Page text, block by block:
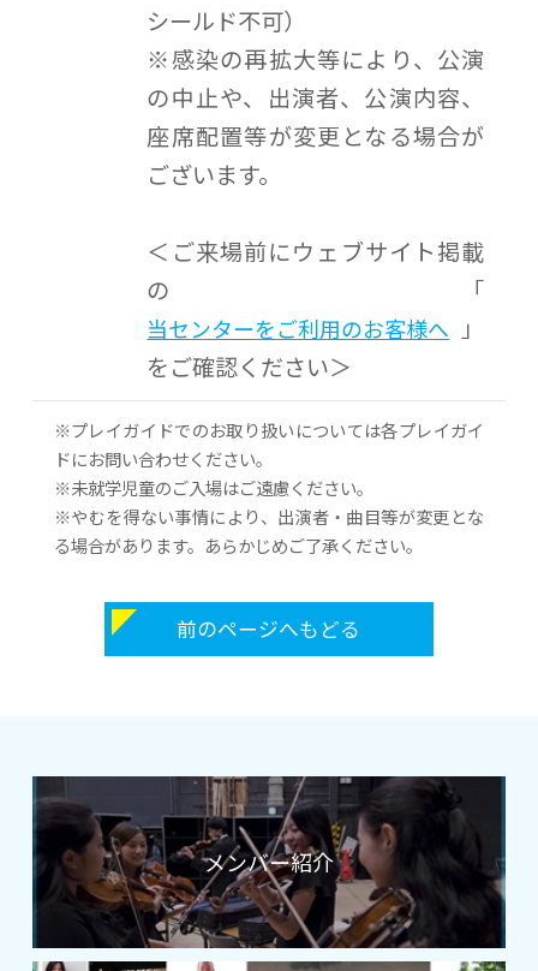
シールド不可）
※感染の再拡大等により、公演
の中止や、出演者、公演内容、
座席配置等が変更となる場合が
ございます。
＜ご来場前にウェブサイト掲載
の「
当センターをご利用のお客様へ 」
をご確認ください＞
※プレイガイドでのお取り扱いについては各プレイガイ
ドにお問い合わせください。
※未就学児童のご入場はご遠慮ください。
※やむを得ない事情により、出演者・曲目等が変更とな
る場合があります。あらかじめご了承ください。
前のページへもどる
メンバー紹介